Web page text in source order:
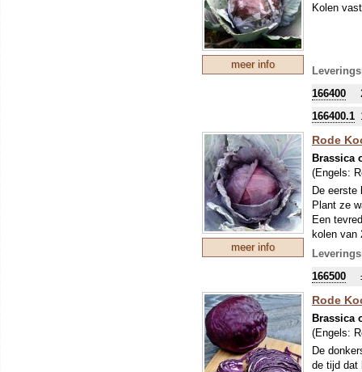
meer info
Kolen
166400
166400.1
meer info
Rode
Brassica
(Engels:
De eerste
Plant ze
Een
kolen van
kali en
166500
Rode
Brassica
(Engels:
De
de tijd dat